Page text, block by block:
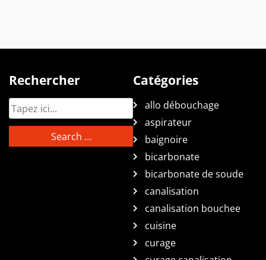
Rechercher Catégories
allo débouchage
aspirateur
baignoire
bicarbonate
bicarbonate de soude
canalisation
canalisation bouchee
cuisine
curage